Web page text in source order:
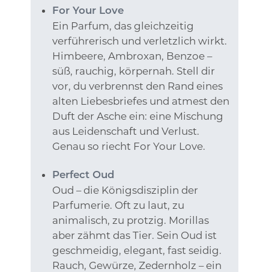
For Your Love
Ein Parfum, das gleichzeitig
verführerisch und verletzlich wirkt.
Himbeere, Ambroxan, Benzoe –
süß, rauchig, körpernah. Stell dir
vor, du verbrennst den Rand eines
alten Liebesbriefes und atmest den
Duft der Asche ein: eine Mischung
aus Leidenschaft und Verlust.
Genau so riecht For Your Love.
Perfect Oud
Oud – die Königsdisziplin der
Parfumerie. Oft zu laut, zu
animalisch, zu protzig. Morillas
aber zähmt das Tier. Sein Oud ist
geschmeidig, elegant, fast seidig.
Rauch, Gewürze, Zedernholz – ein